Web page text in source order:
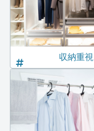
収納重視